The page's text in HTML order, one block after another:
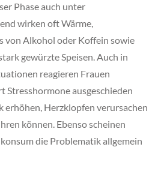
Phase auch unter
wirken oft Wärme,
von Alkohol oder Koffein sowie
gewürzte Speisen. Auch in
reagieren Frauen
Stresshormone ausgeschieden
erhöhen, Herzklopfen verursachen
können. Ebenso scheinen
die Problematik allgemein